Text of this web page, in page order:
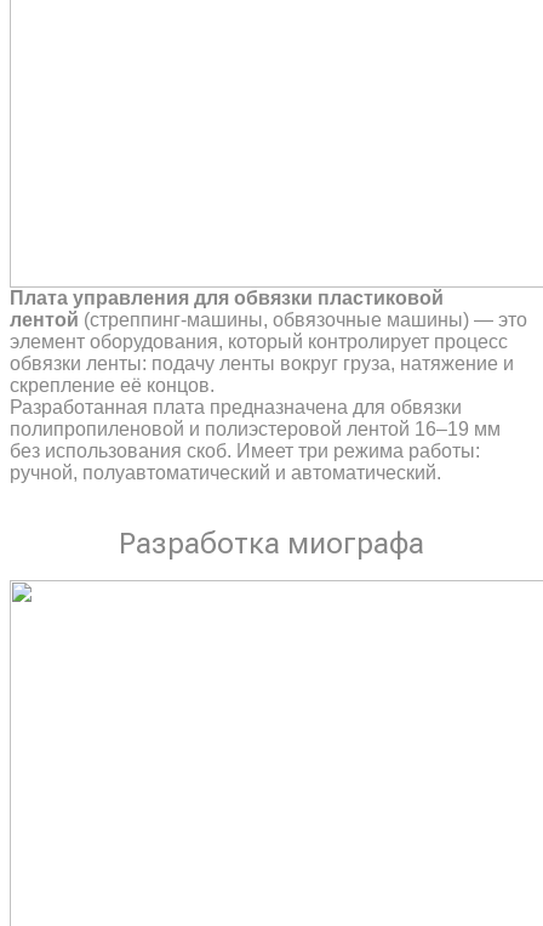
Плата управления для обвязки пластиковой
лентой (стреппинг-машины, обвязочные машины) — это
элемент оборудования, который контролирует процесс
обвязки ленты: подачу ленты вокруг груза, натяжение и
скрепление её концов.
Разработанная плата предназначена для обвязки
полипропиленовой и полиэстеровой лентой 16–19 мм
без использования скоб. Имеет три режима работы:
ручной, полуавтоматический и автоматический.
Разработка миографа